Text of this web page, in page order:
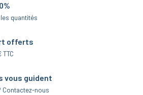
quantités
offerts
vous guident
Contactez-nous